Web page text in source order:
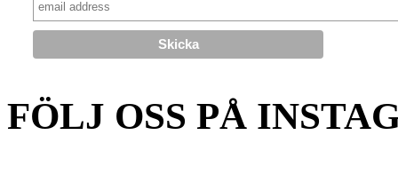
FÖLJ OSS PÅ